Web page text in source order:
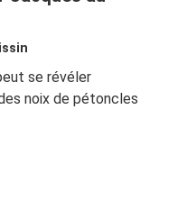
se révéler
noix de pétoncles